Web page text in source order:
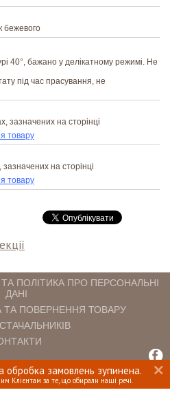
замовлень зупинена.
за те, що обирали наші речі.
бежевого
40°, бажано у делікатному режимі. Не
під час прасування, не
зазначених на сторінці
товару
на сторінці
товару
ПОЛІТИКА ПРО ПЕРСОНАЛЬНІ
ДАНІ
ТА ПОВЕРНЕННЯ ТОВАРУ
ВСІ ПРАВА ЗАХИЩЕНІ.